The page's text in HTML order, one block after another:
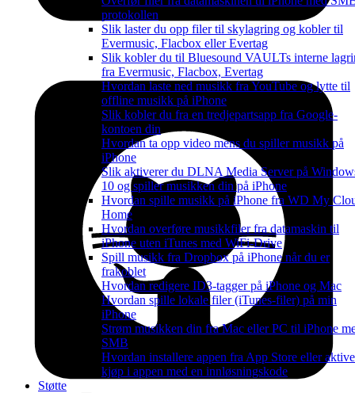
protokollen
Slik laster du opp filer til skylagring og kobler til
Evermusic, Flacbox eller Evertag
Slik kobler du til Bluesound VAULTs interne
fra Evermusic, Flacbox, Evertag
Hvordan laste ned musikk fra YouTube og lytte til
offline musikk på iPhone
Slik kobler du fra en tredjepartsapp fra Google-
kontoen din
Hvordan ta opp video mens du spiller musikk på
iPhone
Slik aktiverer du DLNA Media Server på
10 og spiller musikken din på iPhone
Hvordan spille musikk på iPhone fra WD My
Home
Hvordan overføre musikkfiler fra datamaskin til
iPhone uten iTunes med WiFi-Drive
Spill musikk fra Dropbox på iPhone når du er
frakoblet
Hvordan redigere ID3-tagger på iPhone og Mac
Hvordan spille lokale filer (iTunes-filer) på min
iPhone
Strøm musikken din fra Mac eller PC til iPhone
SMB
Hvordan installere appen fra App Store eller
kjøp i appen med en innløsningskode
Støtte